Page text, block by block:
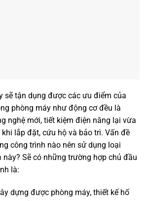
sẽ tận dụng được các ưu điểm của
phòng máy như động cơ đều là
nghệ mới, tiết kiệm điện năng lại vừa
lắp đặt, cứu hộ và bảo trì. Vấn đề
công trình nào nên sử dụng loại
này? Sẽ có những trường hợp chủ đầu
là:
dựng được phòng máy, thiết kế hố